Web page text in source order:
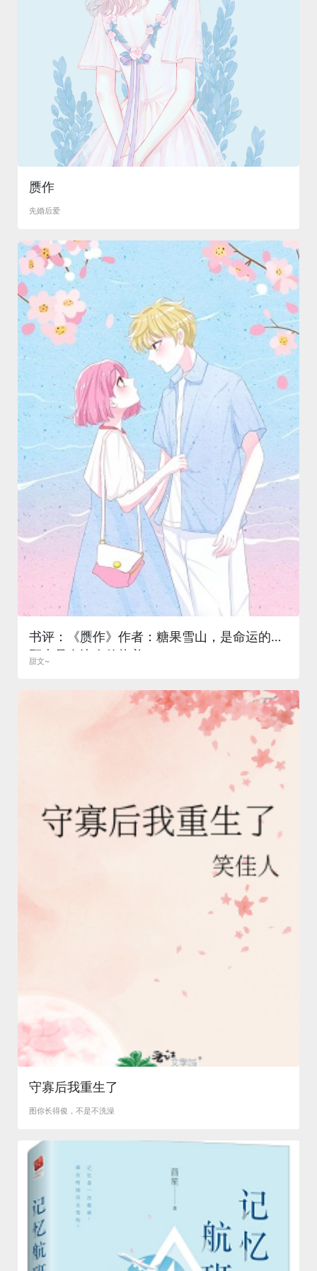
赝作
先婚后爱
书评：《赝作》作者：糖果雪山，是命运的眷
顾也是身边人的执着
甜文~
守寡后我重生了
图你长得俊，不是不洗澡